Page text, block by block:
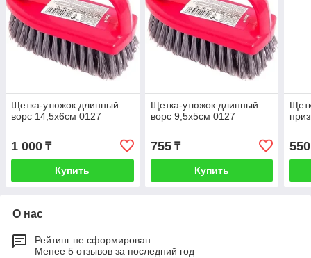
Щетка-утюжок длинный
ворс 14,5х6см 0127
1 000 ₸
Купить
Щетка-утюжок длинный
ворс 9,5х5см 0127
755₸
Купить
550
О нас
Рейтинг не сформирован
Менее 5 отзывов за последний год